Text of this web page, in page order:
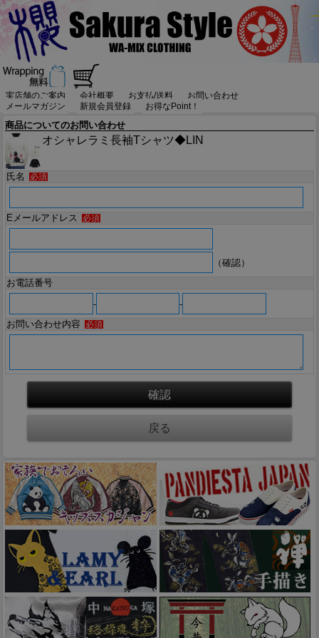
実店舗のご案内 会社概要 お支払/送料
お問い合わせ
メールマガジン
新規会員登録 お得なPoint！
商品についてのお問い合わせ
オシャレラミ長袖Tシャツ◆LIN
氏名 必須
Eメールアドレス 必須
（確認）
お電話番号
-
-
お問い合わせ内容
必須